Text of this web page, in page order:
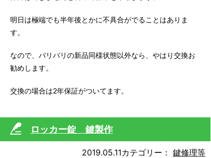
明日は極端でも半年後とかに不具合がでることはありま
す。
なので、バリバリの新品同様状態以外なら、やはり交換お
勧めします。
交換の場合は2年保証がついてます。
ロッカー錠 鍵製作
2019.05.11カテゴリー： 鍵修理等